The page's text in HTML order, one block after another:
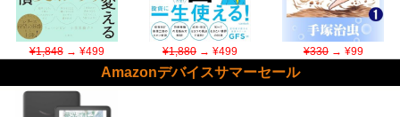
¥1,848→ ¥499 ¥1,880→ ¥499 ¥330→ ¥99
Amazonデバイスサマーセール